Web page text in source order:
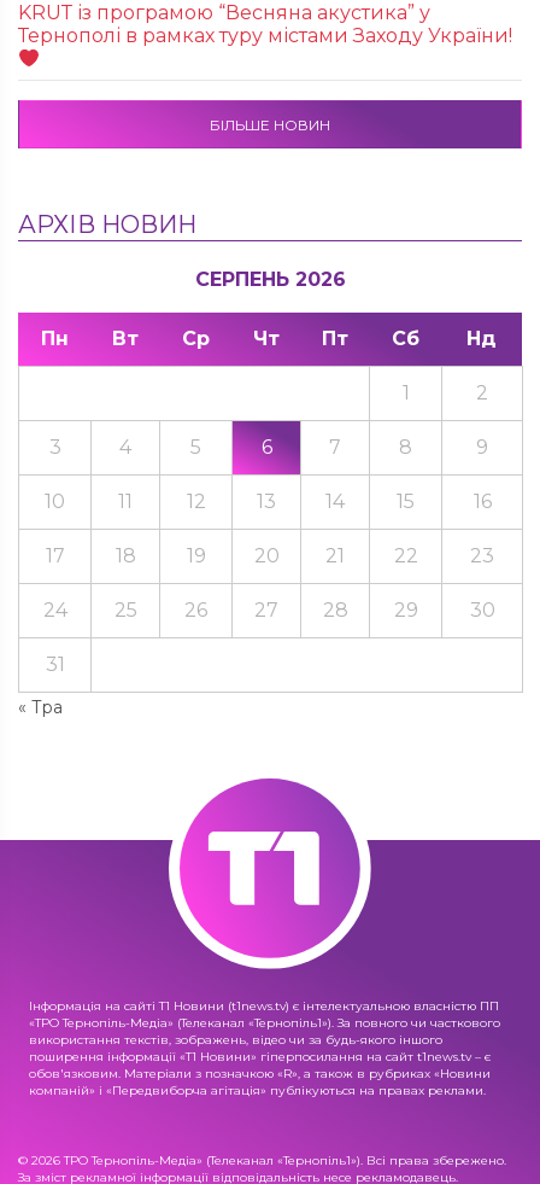
KRUТ із програмою “Весняна акустика” у
Тернополі в рамках туру містами Заходу України!
БІЛЬШЕ НОВИН
АРХІВ НОВИН
СЕРПЕНЬ 2026
Пн Вт Ср Чт Пт Сб Нд
« Тра
1 2
3 4 5 6 7 8 9
10 11 12 13 14 15 16
17 18 19 20 21 22 23
24 25 26 27 28 29 30
31
Інформація на сайті Т1 Новини (t1news.tv) є інтелектуальною власністю ПП
«ТРО Тернопіль-Медіа» (Телеканал «Тернопіль1»). За повного чи часткового
використання текстів, зображень, відео чи за будь-якого іншого
поширення інформації «Т1 Новини» гіперпосилання на сайт t1news.tv – є
обов'язковим. Матеріали з позначкою «R», а також в рубриках «Новини
компаній» і «Передвиборча агітація» публікуються на правах реклами.
© 2026 ТРО Тернопіль-Медіа» (Телеканал «Тернопіль1»). Всі права збережено.
За зміст рекламної інформації відповідальність несе рекламодавець.